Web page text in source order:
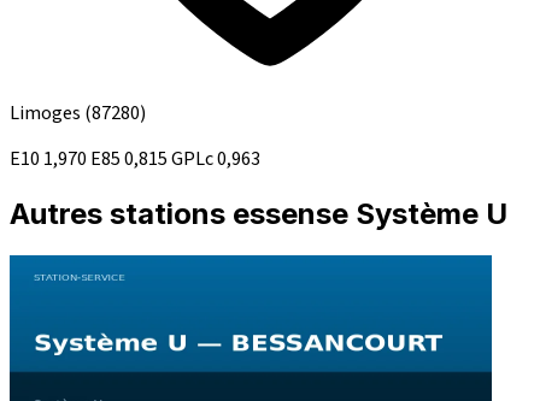
Limoges (87280)
E10 1,970 E850,815GPLc0,963
Autres stations essense Système U